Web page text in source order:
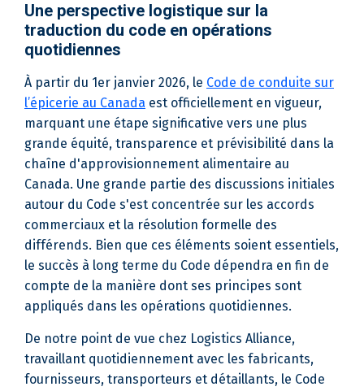
Une perspective logistique sur la
traduction du code en opérations
quotidiennes
À partir du 1er janvier 2026, le Code de conduite sur
l’épicerie au Canada est officiellement en vigueur,
marquant une étape significative vers une plus
grande équité, transparence et prévisibilité dans la
chaîne d'approvisionnement alimentaire au
Canada. Une grande partie des discussions initiales
autour du Code s'est concentrée sur les accords
commerciaux et la résolution formelle des
différends. Bien que ces éléments soient essentiels,
le succès à long terme du Code dépendra en fin de
compte de la manière dont ses principes sont
appliqués dans les opérations quotidiennes.
De notre point de vue chez Logistics Alliance,
travaillant quotidiennement avec les fabricants,
fournisseurs, transporteurs et détaillants, le Code